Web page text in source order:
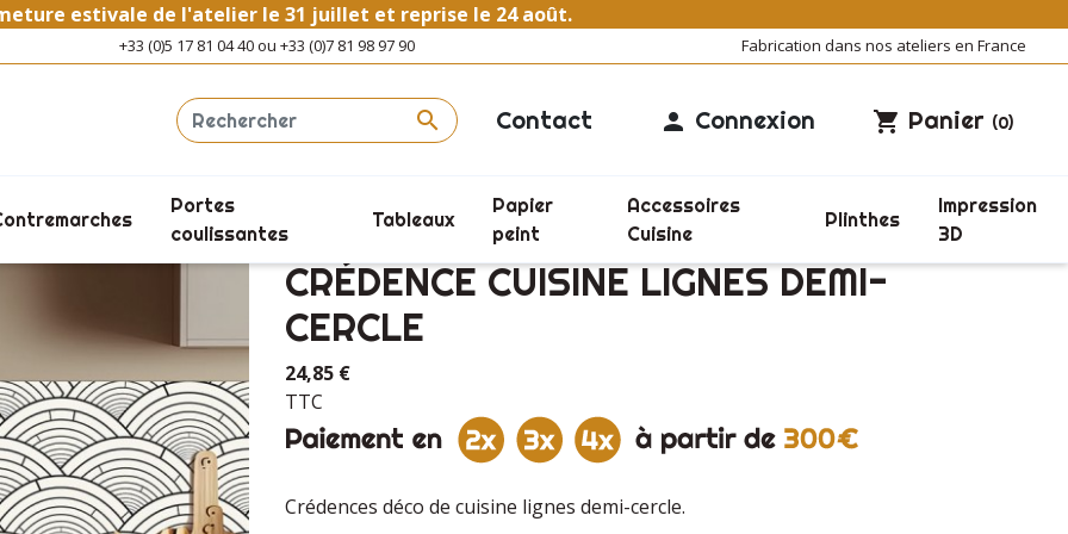
estivale de l'atelier le 31 juillet et reprise le 24 août.
+33 (0)5 17 81 04 40 ou +33 (0)7 81 98 97 90 Fabrication dans nos ateliers en France
 Contact  Connexion shopping_cart Panier (0)
Portes
coulissantes
Tableaux
Papier
peint
Accessoires
Cuisine
Plinthes
Impression
3D
Crédence Cuisine lignes demi-cercle
CRÉDENCE CUISINE LIGNES DEMI-
CERCLE
24,85 €
TTC
Crédences déco de cuisine lignes demi-cercle.